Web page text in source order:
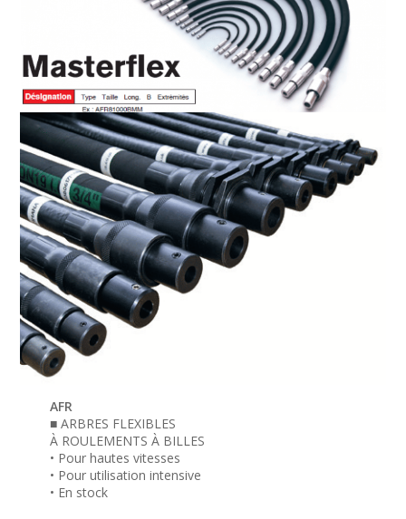
AFR
■ ARBRES FLEXIBLES
À ROULEMENTS À BILLES
• Pour hautes vitesses
• Pour utilisation intensive
• En stock